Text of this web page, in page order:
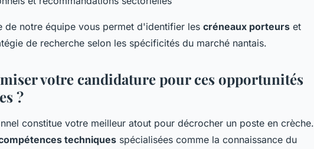
de notre équipe vous permet d'identifier les créneaux porteurs et
de recherche selon les spécificités du marché nantais.
votre candidature pour ces opportunités
?
constitue votre meilleur atout pour décrocher un poste en crèche.
techniques spécialisées comme la connaissance du